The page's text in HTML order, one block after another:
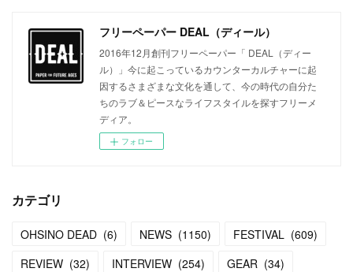
フリーペーパー DEAL（ディール）
2016年12月創刊フリーペーパー「 DEAL（ディー
ル）」今に起こっているカウンターカルチャーに起
因するさまざまな文化を通して、今の時代の自分た
ちのラブ＆ピースなライフスタイルを探すフリーメ
ディア。
フォロー
カテゴリ
OHSINO DEAD (6) NEWS (1150) FESTIVAL (609)
REVIEW (32) INTERVIEW (254) GEAR (34)